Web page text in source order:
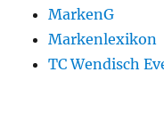
MarkenG
Markenlexikon
TC Wendisch